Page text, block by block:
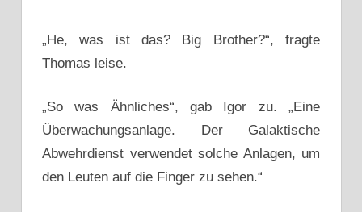
„He, was ist das? Big Brother?“, fragte
Thomas leise.
„So was Ähnliches“, gab Igor zu. „Eine
Überwachungsanlage. Der Galaktische
Abwehrdienst verwendet solche Anlagen, um
den Leuten auf die Finger zu sehen.“